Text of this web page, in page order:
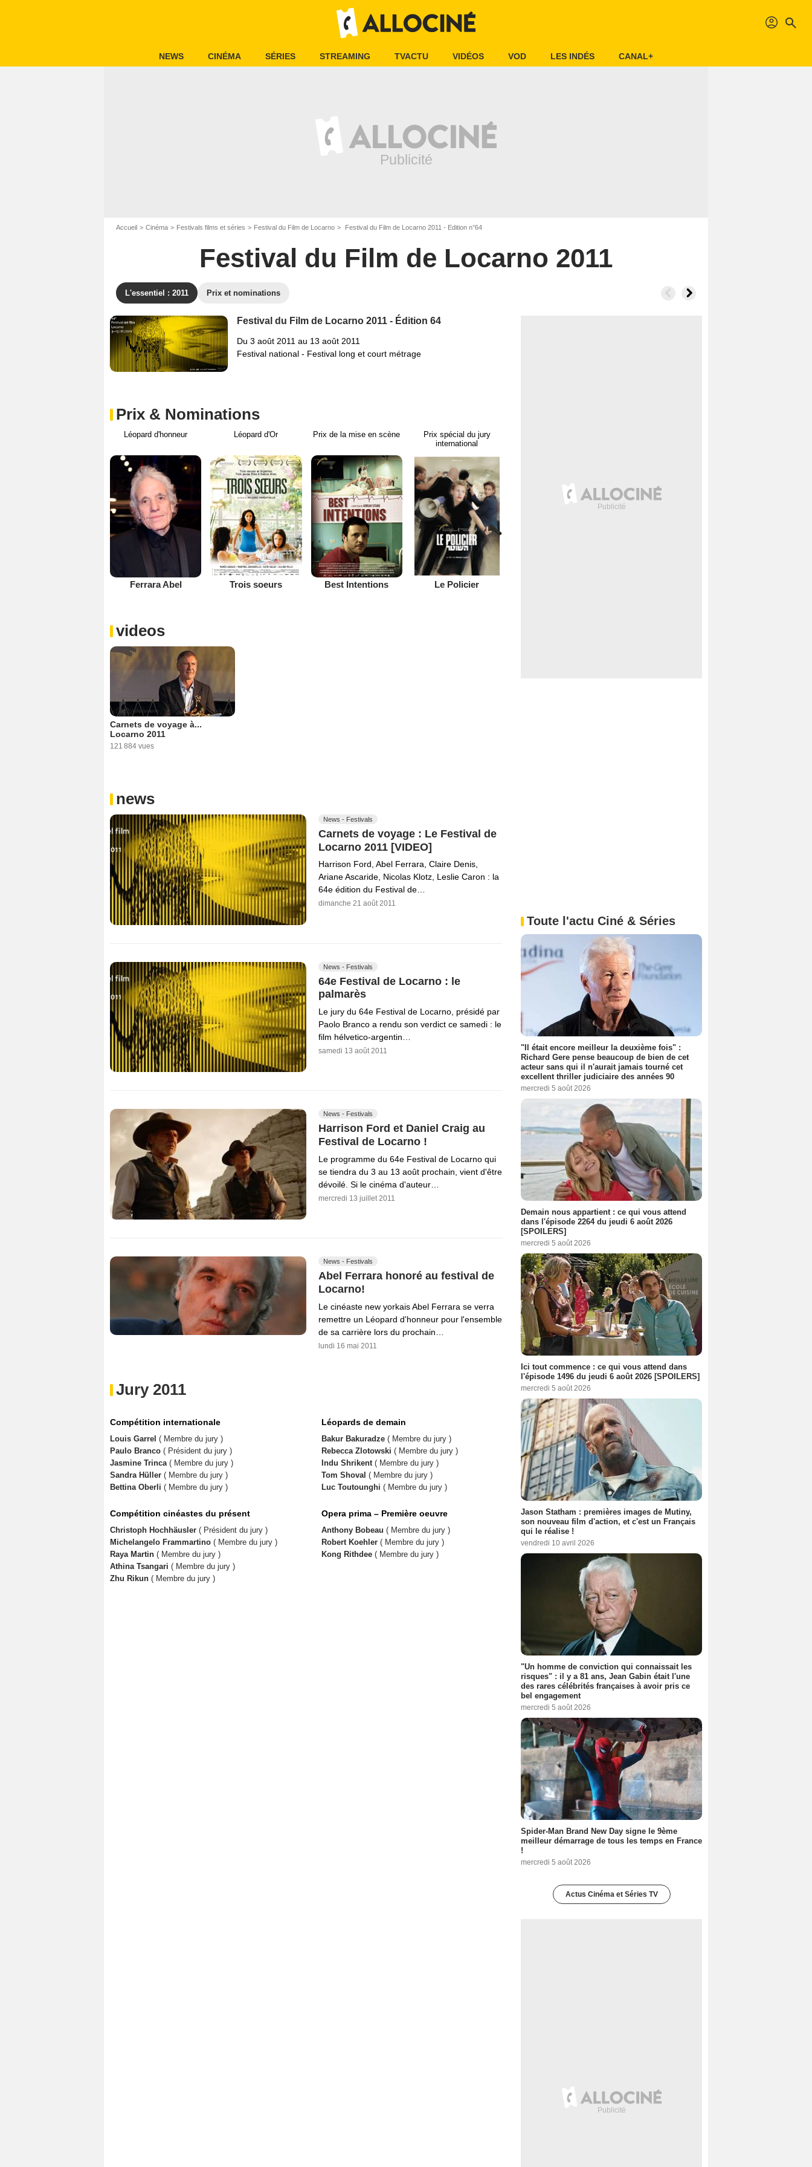
profil search
NEWS CINÉMA SÉRIES STREAMING TVACTU VIDÉOS VOD LES INDÉS CANAL+
Accueil Cinéma Festivals films et séries Festival du Film de Locarno Festival du Film de Locarno 2011 - Edition n°64
Festival du Film de Locarno 2011
L'essentiel : 2011 Prix et nominations
Festival du Film de Locarno 2011 - Édition 64
Du 3 août 2011 au 13 août 2011
Festival national - Festival long et court métrage
Prix & Nominations
Léopard d'honneur
Ferrara Abel
Léopard d'Or
Trois soeurs
Prix de la mise en scène
Best Intentions
Prix spécial du jury
international
Le Policier
videos
Carnets de voyage à...
Locarno 2011
121 884 vues
news
News - Festivals
Carnets de voyage : Le Festival de
Locarno 2011 [VIDEO]
Harrison Ford, Abel Ferrara, Claire Denis,
Ariane Ascaride, Nicolas Klotz, Leslie Caron : la
64e édition du Festival de…
dimanche 21 août 2011
News - Festivals
64e Festival de Locarno : le
palmarès
Le jury du 64e Festival de Locarno, présidé par
Paolo Branco a rendu son verdict ce samedi : le
film hélvetico-argentin…
samedi 13 août 2011
News - Festivals
Harrison Ford et Daniel Craig au
Festival de Locarno !
Le programme du 64e Festival de Locarno qui
se tiendra du 3 au 13 août prochain, vient d'être
dévoilé. Si le cinéma d'auteur…
mercredi 13 juillet 2011
News - Festivals
Abel Ferrara honoré au festival de
Locarno!
Le cinéaste new yorkais Abel Ferrara se verra
remettre un Léopard d'honneur pour l'ensemble
de sa carrière lors du prochain…
lundi 16 mai 2011
Jury 2011
Compétition internationale
Louis Garrel ( Membre du jury )
Paulo Branco ( Président du jury )
Jasmine Trinca ( Membre du jury )
Sandra Hüller ( Membre du jury )
Bettina Oberli ( Membre du jury )
Compétition cinéastes du présent
Christoph Hochhäusler ( Président du jury )
Michelangelo Frammartino ( Membre du jury )
Raya Martin ( Membre du jury )
Athina Tsangari ( Membre du jury )
Zhu Rikun ( Membre du jury )
Léopards de demain
Bakur Bakuradze ( Membre du jury )
Rebecca Zlotowski ( Membre du jury )
Indu Shrikent ( Membre du jury )
Tom Shoval ( Membre du jury )
Luc Toutounghi ( Membre du jury )
Opera prima – Première oeuvre
Anthony Bobeau ( Membre du jury )
Robert Koehler ( Membre du jury )
Kong Rithdee ( Membre du jury )
Toute l'actu Ciné & Séries
"Il était encore meilleur la deuxième fois" :
Richard Gere pense beaucoup de bien de cet
acteur sans qui il n'aurait jamais tourné cet
excellent thriller judiciaire des années 90
mercredi 5 août 2026
Demain nous appartient : ce qui vous attend
dans l'épisode 2264 du jeudi 6 août 2026
[SPOILERS]
mercredi 5 août 2026
Ici tout commence : ce qui vous attend dans
l'épisode 1496 du jeudi 6 août 2026 [SPOILERS]
mercredi 5 août 2026
Jason Statham : premières images de Mutiny,
son nouveau film d'action, et c'est un Français
qui le réalise !
vendredi 10 avril 2026
"Un homme de conviction qui connaissait les
risques" : il y a 81 ans, Jean Gabin était l'une
des rares célébrités françaises à avoir pris ce
bel engagement
mercredi 5 août 2026
Spider-Man Brand New Day signe le 9ème
meilleur démarrage de tous les temps en France
!
mercredi 5 août 2026
Actus Cinéma et Séries TV